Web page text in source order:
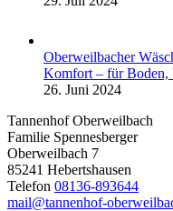
Oberweilbacher
Komfort – für Boden,
26. Juni 2024
Tannenhof Oberweilbach
Familie Spennesberger
Oberweilbach 7
85241 Hebertshausen
Telefon 08136-893644
mail@tannenhof-